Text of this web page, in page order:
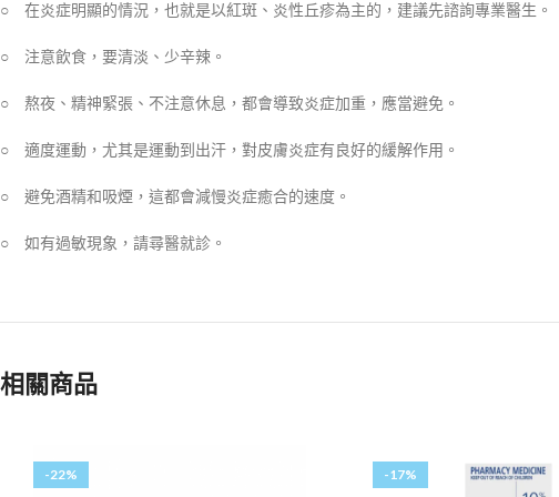
○ 在炎症明顯的情況，也就是以紅斑、炎性丘疹為主的，建議先諮詢專業醫生。
○ 注意飲食，要清淡、少辛辣。
○ 熬夜、精神緊張、不注意休息，都會導致炎症加重，應當避免。
○ 適度運動，尤其是運動到出汗，對皮膚炎症有良好的緩解作用。
○ 避免酒精和吸煙，這都會減慢炎症癒合的速度。
○ 如有過敏現象，請尋醫就診。
相關商品
-22% -17%